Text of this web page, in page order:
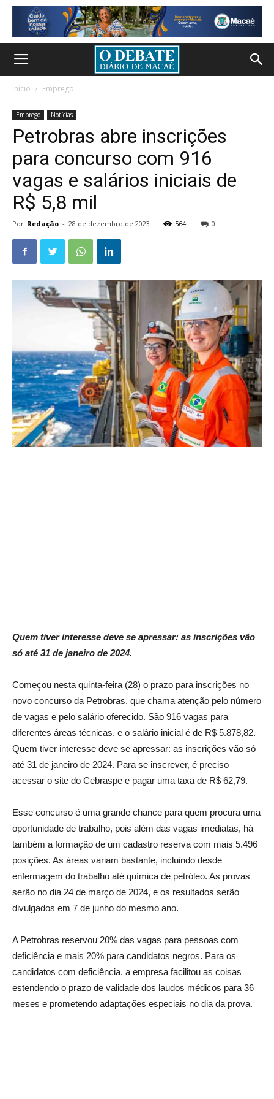
Início Emprego
Emprego Notícias
Petrobras abre inscrições
para concurso com 916
vagas e salários iniciais de
R$ 5,8 mil
Por Redação - 28 de dezembro de 2023 564 0
Quem tiver interesse deve se apressar: as inscrições vão
só até 31 de janeiro de 2024.
Começou nesta quinta-feira (28) o prazo para inscrições no
novo concurso da Petrobras, que chama atenção pelo número
de vagas e pelo salário oferecido. São 916 vagas para
diferentes áreas técnicas, e o salário inicial é de R$ 5.878,82.
Quem tiver interesse deve se apressar: as inscrições vão só
até 31 de janeiro de 2024. Para se inscrever, é preciso
acessar o site do Cebraspe e pagar uma taxa de R$ 62,79.
Esse concurso é uma grande chance para quem procura uma
oportunidade de trabalho, pois além das vagas imediatas, há
também a formação de um cadastro reserva com mais 5.496
posições. As áreas variam bastante, incluindo desde
enfermagem do trabalho até química de petróleo. As provas
serão no dia 24 de março de 2024, e os resultados serão
divulgados em 7 de junho do mesmo ano.
A Petrobras reservou 20% das vagas para pessoas com
deficiência e mais 20% para candidatos negros. Para os
candidatos com deficiência, a empresa facilitou as coisas
estendendo o prazo de validade dos laudos médicos para 36
meses e prometendo adaptações especiais no dia da prova.